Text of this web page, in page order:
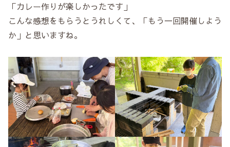
「カレー作りが楽しかったです」
こんな感想をもらうとうれしくて、「もう一回開催しよう
か」と思いますね。